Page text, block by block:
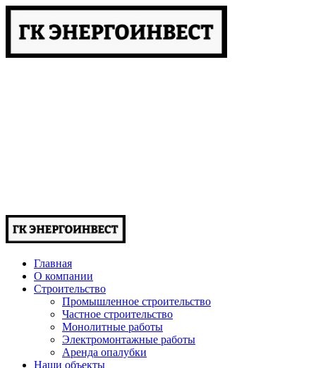
Главная
О компании
Строительство
Промышленное строительство
Частное строительство
Монолитные работы
Электромонтажные работы
Аренда опалубки
Наши объекты